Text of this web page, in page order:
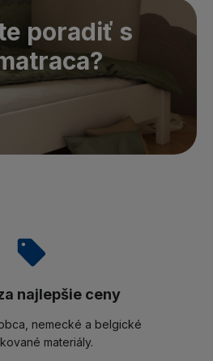
poradiť s
najlepšie ceny
nemecké a belgické
materiály.